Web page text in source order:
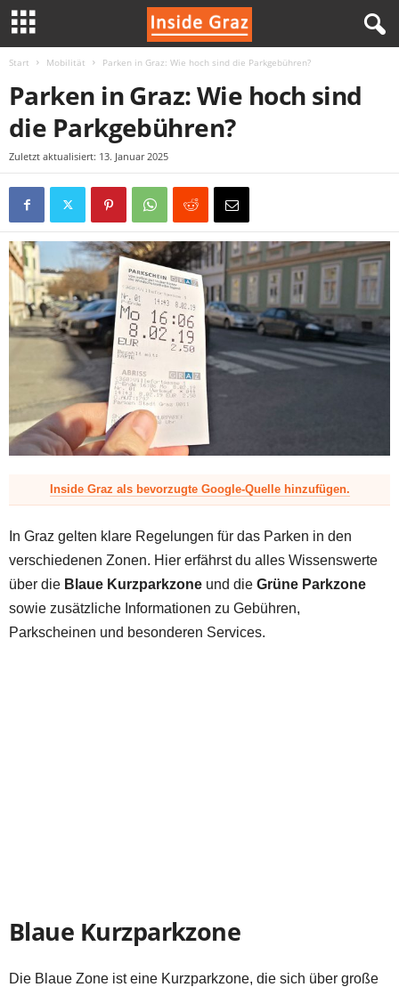
Start Mobilität Parken in Graz: Wie hoch sind die Parkgebühren?
Parken in Graz: Wie hoch sind
die Parkgebühren?
Zuletzt aktualisiert: 13. Januar 2025
Inside Graz als bevorzugte Google-Quelle hinzufügen.
In Graz gelten klare Regelungen für das Parken in den
verschiedenen Zonen. Hier erfährst du alles Wissenswerte
über die Blaue Kurzparkzone und die Grüne Parkzone
sowie zusätzliche Informationen zu Gebühren,
Parkscheinen und besonderen Services.
Blaue Kurzparkzone
Die Blaue Zone ist eine Kurzparkzone, die sich über große